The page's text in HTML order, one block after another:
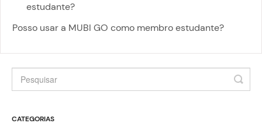
estudante?
Posso usar a MUBI GO como membro estudante?
CATEGORIAS